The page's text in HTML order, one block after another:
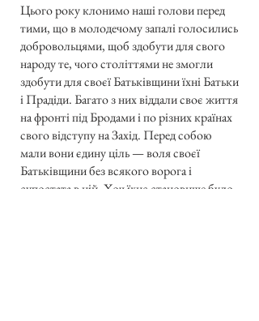
Цього року клонимо наші голови перед
тими, що в молодечому запалі голосились
добровольцями, щоб здобути для свого
народу те, чого століттями не змогли
здобути для своєї Батьківщини їхні Батьки
і Прадіди. Багато з них віддали своє життя
на фронті під Бродами і по різних країнах
свого відступу на Захід. Перед собою
мали вони єдину ціль — воля своєї
Батьківщини без всякого ворога і
супостата в ній. Хоч їхнє становище було